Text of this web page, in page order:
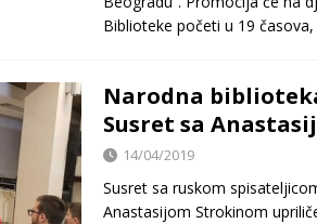
Biblioteke početi u 19 časova,
Narodna
Susret sa
14/04/2019
Susret sa ruskom
Anastasijom Strokinom